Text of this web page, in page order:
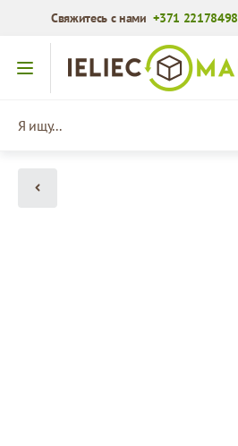
Свяжитесь с нами+371 22178498
Перейти к содержимому